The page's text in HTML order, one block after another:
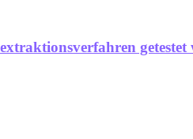
getestet